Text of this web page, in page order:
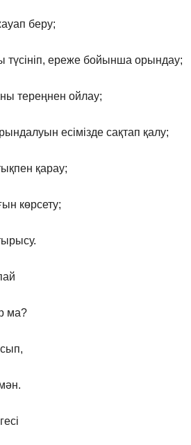
беру;
түсініп, ереже бойынша орындау;
тереңнен ойлау;
есімізде сақтап қалу;
қарау;
көрсету;
ма?